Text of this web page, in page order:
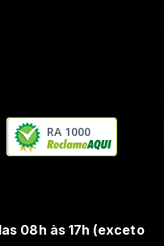
RA 1000
08h às 17h (exceto